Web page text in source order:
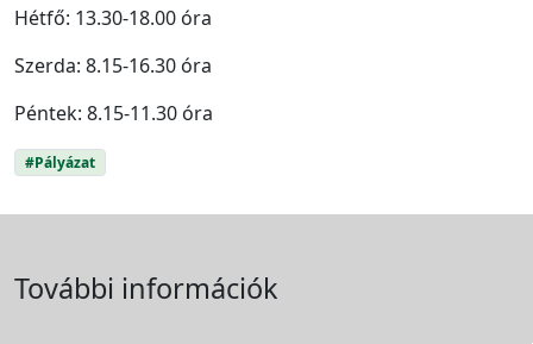
Hétfő: 13.30-18.00 óra
Szerda: 8.15-16.30 óra
Péntek: 8.15-11.30 óra
#Pályázat
További információk